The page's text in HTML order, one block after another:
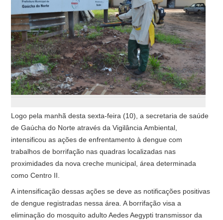
Logo pela manhã desta sexta-feira (10), a secretaria de saúde
de Gaúcha do Norte através da Vigilância Ambiental,
intensificou as ações de enfrentamento à dengue com
trabalhos de borrifação nas quadras localizadas nas
proximidades da nova creche municipal, área determinada
como Centro II.
A intensificação dessas ações se deve as notificações positivas
de dengue registradas nessa área. A borrifação visa a
eliminação do mosquito adulto Aedes Aegypti transmissor da